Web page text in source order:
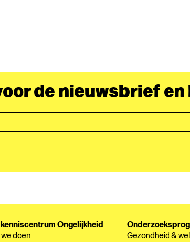
de nieuwsbrief
Ongelijkheid
doen
Gezondheid &